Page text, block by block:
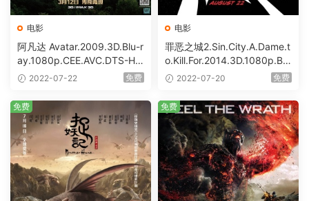
电影
阿凡达 Avatar.2009.3D.Blu-r
ay.1080p.CEE.AVC.DTS-HD.
MA.5.1 [BDISO 46.61GB]
2022-07-22 免费
电影
罪恶之城2.Sin.City.A.Dame.t
o.Kill.For.2014.3D.1080p.Blu
Ray.AVC.DTS-HD.MA.5.1 [B
2022-07-20 免费
免费 免费